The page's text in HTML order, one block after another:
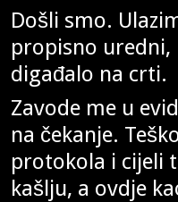
Došli smo.
propisno
digađalo na crti.
Zavode me u
na čekanje.
protokola i cijeli
kašlju, a ovdje